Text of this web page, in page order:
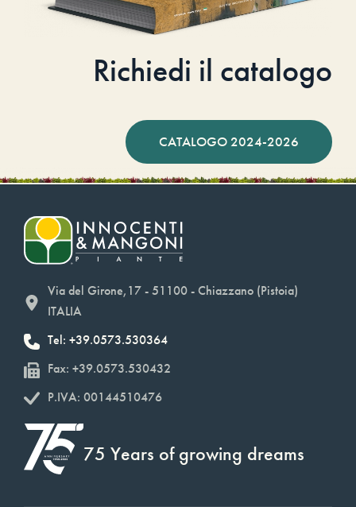
Richiedi il catalogo
CATALOGO 2024-2026
Via del Girone,17 - 51100 - Chiazzano (Pistoia)
ITALIA
Tel: +39.0573.530364
Fax: +39.0573.530432
P.IVA: 00144510476
75 Years of growing dreams